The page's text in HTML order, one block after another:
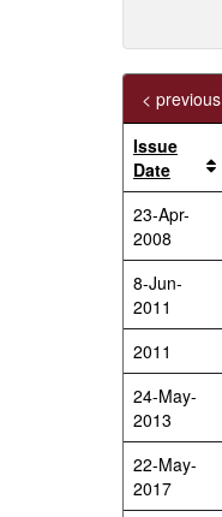
< previous
Issue
Date
23-Apr-
2008
8-Jun-
2011
2011
24-May-
2013
22-May-
2017